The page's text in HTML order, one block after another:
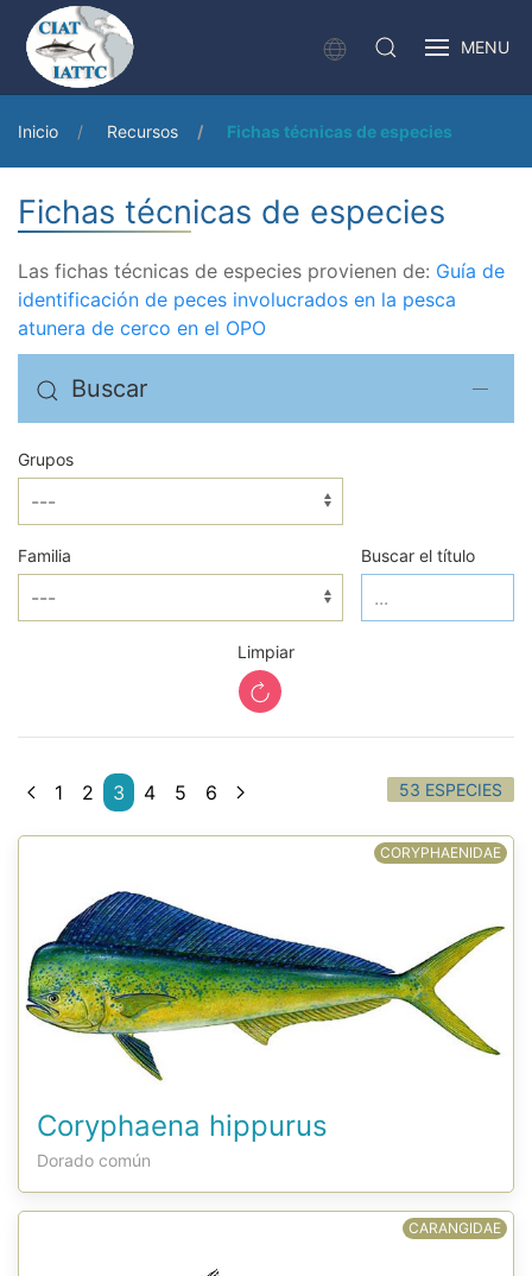
MENU
Inicio Recursos Fichas técnicas de especies
Fichas técnicas de especies
Las fichas técnicas de especies provienen de: Guía de
identificación de peces involucrados en la pesca
atunera de cerco en el OPO
Buscar
Grupos
Familia Buscar el título
Limpiar
1 2 3 4 5 6 53 ESPECIES
CORYPHAENIDAE
Coryphaena hippurus
Dorado común
CARANGIDAE